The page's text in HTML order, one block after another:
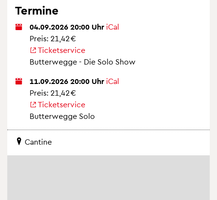
Ter­mi­ne
04.09.2026 20:00 Uhr iCal
Preis: 21,42 €
Ti­cket­ser­vice
But­ter­weg­ge - Die Solo Show
11.09.2026 20:00 Uhr iCal
Preis: 21,42 €
Ti­cket­ser­vice
But­ter­weg­ge Solo
Can­ti­ne